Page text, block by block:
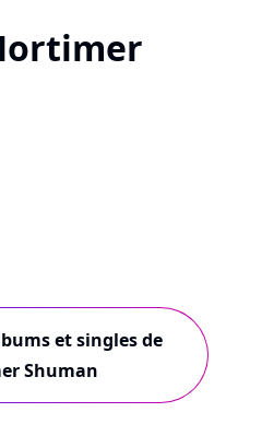
et singles de
Shuman